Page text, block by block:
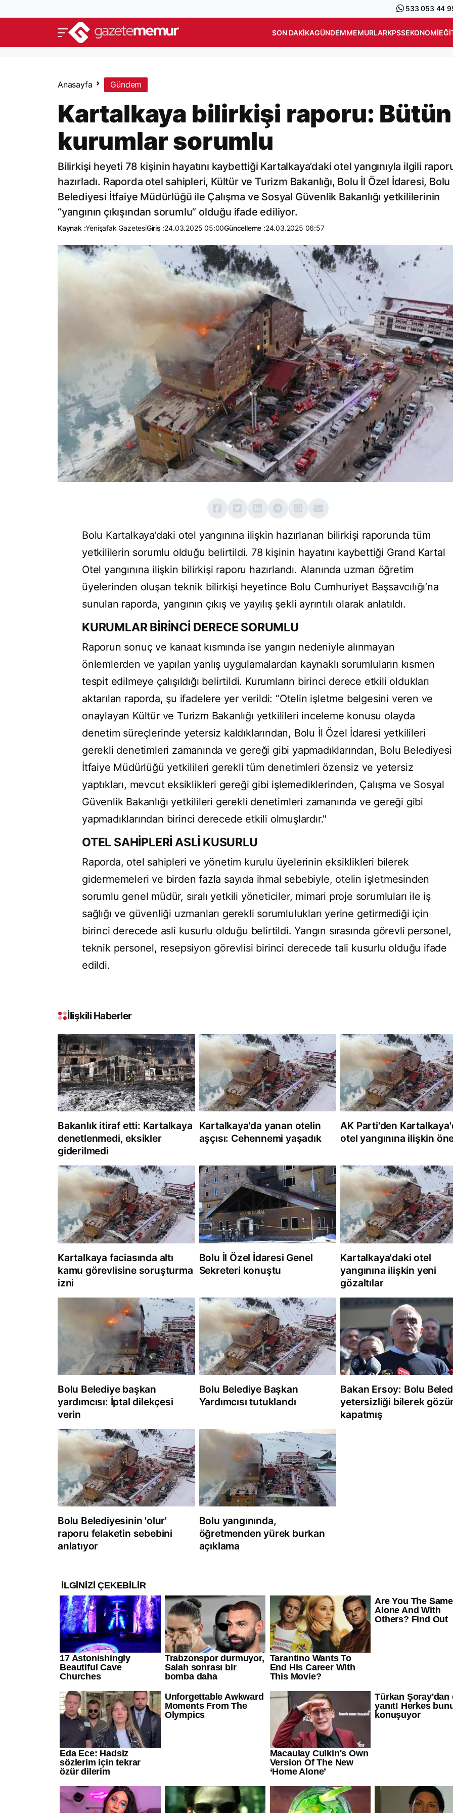
533 053 44
SON DAKIKAGÜNDEMMEMURLARKPSSEKONOMI
Anasayfa Gündem
Kartalkaya bilirkişi raporu: Bütün
kurumlar sorumlu
Bilirkişi heyeti 78 kişinin hayatını kaybettiği Kartalkaya’daki otel yangınıyla ilgili
hazırladı. Raporda otel sahipleri, Kültür ve Turizm Bakanlığı, Bolu İl Özel İdaresi, Bolu
Belediyesi İtfaiye Müdürlüğü ile Çalışma ve Sosyal Güvenlik Bakanlığı yetkililerinin
“yangının çıkışından sorumlu” olduğu ifade ediliyor.
Kaynak :Yenişafak GazetesiGiriş :24.03.2025 05:00Güncelleme :24.03.2025 06:57
Bolu Kartalkaya’daki otel yangınına ilişkin hazırlanan bilirkişi raporunda tüm
yetkililerin sorumlu olduğu belirtildi. 78 kişinin hayatını kaybettiği Grand Kartal
Otel yangınına ilişkin bilirkişi raporu hazırlandı. Alanında uzman öğretim
üyelerinden oluşan teknik bilirkişi heyetince Bolu Cumhuriyet Başsavcılığı’na
sunulan raporda, yangının çıkış ve yayılış şekli ayrıntılı olarak anlatıldı.
KURUMLAR BİRİNCİ DERECE SORUMLU
Raporun sonuç ve kanaat kısmında ise yangın nedeniyle alınmayan
önlemlerden ve yapılan yanlış uygulamalardan kaynaklı sorumluların kısmen
tespit edilmeye çalışıldığı belirtildi. Kurumların birinci derece etkili oldukları
aktarılan raporda, şu ifadelere yer verildi: “Otelin işletme belgesini veren ve
onaylayan Kültür ve Turizm Bakanlığı yetkilileri inceleme konusu olayda
denetim süreçlerinde yetersiz kaldıklarından, Bolu İl Özel İdaresi yetkilileri
gerekli denetimleri zamanında ve gereği gibi yapmadıklarından, Bolu Belediyesi
İtfaiye Müdürlüğü yetkilileri gerekli tüm denetimleri özensiz ve yetersiz
yaptıkları, mevcut eksiklikleri gereği gibi işlemediklerinden, Çalışma ve Sosyal
Güvenlik Bakanlığı yetkilileri gerekli denetimleri zamanında ve gereği gibi
yapmadıklarından birinci derecede etkili olmuşlardır."
OTEL SAHİPLERİ ASLİ KUSURLU
Raporda, otel sahipleri ve yönetim kurulu üyelerinin eksiklikleri bilerek
gidermemeleri ve birden fazla sayıda ihmal sebebiyle, otelin işletmesinden
sorumlu genel müdür, sıralı yetkili yöneticiler, mimari proje sorumluları ile iş
sağlığı ve güvenliği uzmanları gerekli sorumlulukları yerine getirmediği için
birinci derecede asli kusurlu olduğu belirtildi. Yangın sırasında görevli personel,
teknik personel, resepsiyon görevlisi birinci derecede tali kusurlu olduğu ifade
edildi.
İlişkili Haberler
Bakanlık itiraf etti: Kartalkaya
denetlenmedi, eksikler
giderilmedi
Kartalkaya'da yanan otelin
aşçısı: Cehennemi yaşadık
AK Parti'den
otel yangınına ilişkin
Kartalkaya faciasında altı
kamu görevlisine soruşturma
izni
Bolu İl Özel İdaresi Genel
Sekreteri konuştu
Kartalkaya'daki otel
yangınına ilişkin yeni
gözaltılar
Bolu Belediye başkan
yardımcısı: İptal dilekçesi
verin
Bolu Belediye Başkan
Yardımcısı tutuklandı
Bakan Ersoy: Bolu
yetersizliği bilerek
kapatmış
Bolu Belediyesinin 'olur'
raporu felaketin sebebini
anlatıyor
Bolu yangınında,
öğretmenden yürek burkan
açıklama